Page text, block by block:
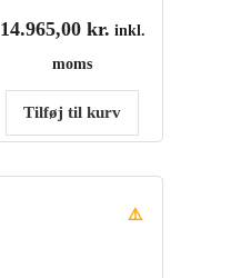
14.965,00 kr. inkl.
moms
Tilføj til kurv
⚠️